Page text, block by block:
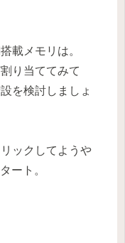
載メモリは。
り当ててみて
を検討しましょ
ックしてようや
ート。